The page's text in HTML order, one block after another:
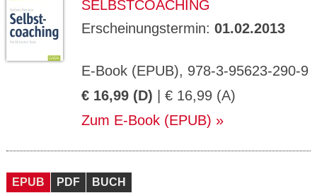
SELBSTCOACHING
Erscheinungstermin: 01.02.2013
E-Book (EPUB), 978-3-95623-290-9
€ 16,99 (D) | € 16,99 (A)
Zum E-Book (EPUB)
EPUB PDF BUCH